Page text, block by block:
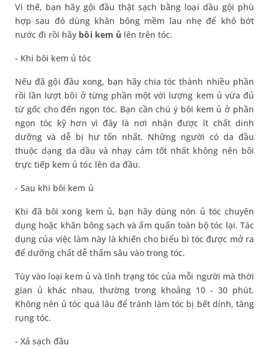
Vì thế, bạn hãy gội đầu thật sạch bằng loại dầu gội phù
hợp sau đó dùng khăn bông mềm lau nhẹ để khô bớt
nước đi rồi hãy bôi kem ủ lên trên tóc.
- Khi bôi kem ủ tóc
Nếu đã gội đầu xong, bạn hãy chia tóc thành nhiều phần
rồi lần lượt bôi ở từng phần một với lượng kem ủ vừa đủ
từ gốc cho đến ngọn tóc. Bạn cần chú ý bôi kem ủ ở phần
ngọn tóc kỹ hơn vì đây là nơi nhận được ít chất dinh
dưỡng và dễ bị hư tổn nhất. Những người có da đầu
thuộc dạng da dầu và nhạy cảm tốt nhất không nên bôi
trực tiếp kem ủ tóc lên da đầu.
- Sau khi bôi kem ủ
Khi đã bôi xong kem ủ, bạn hãy dùng nón ủ tóc chuyên
dụng hoặc khăn bông sạch và ấm quấn toàn bộ tóc lại. Tác
dụng của việc làm này là khiến cho biểu bì tóc được mở ra
để dưỡng chất dễ thấm sâu vào trong tóc.
Tùy vào loại kem ủ và tình trạng tóc của mỗi người mà thời
gian ủ khác nhau, thường trong khoảng 10 - 30 phút.
Không nên ủ tóc quá lâu để tránh làm tóc bị bết dính, tăng
rụng tóc.
- Xả sạch đầu